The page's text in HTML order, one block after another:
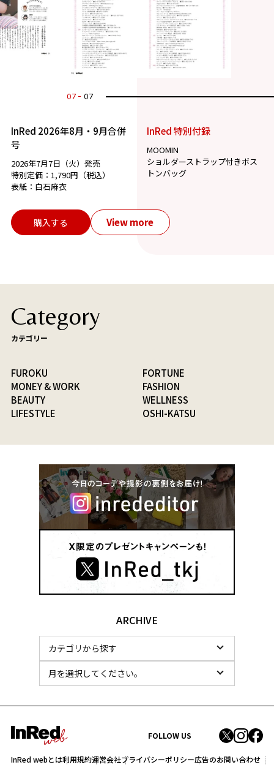
07 07
InRed 2026年8月・9月合併
号
2026年7月7日（火）発売
特別定価：1,790円（税込）
表紙：白石麻衣
InRed 特別付録
MOOMIN
ショルダーストラップ付きボス
トンバッグ
購入する View more
Category
カテゴリー
FUROKU
FORTUNE
MONEY & WORK
FASHION
BEAUTY
WELLNESS
LIFESTYLE
OSHI-KATSU
ARCHIVE
FOLLOW US
InRed webとは利用規約運営会社プライバシーポリシー広告のお問い合わせ